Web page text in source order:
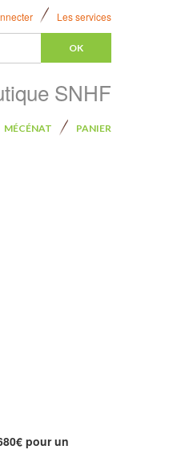
Les services
SNHF
MÉCÉNAT PANIER
pour un